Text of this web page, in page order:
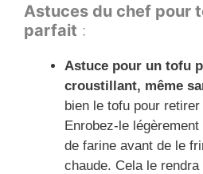
Astuces du chef pour
parfait :
Astuce pour un tofu
croustillant, même
bien le tofu pour retirer
Enrobez-le
de farine avant de le
chaude. Cela le